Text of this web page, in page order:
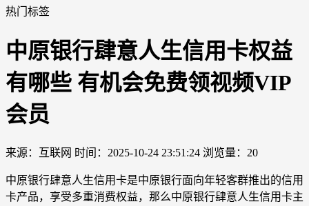
热门标签
中原银行肆意人生信用卡权益
有哪些 有机会免费领视频VIP
会员
来源：互联网 时间：2025-10-24 23:51:24 浏览量：20
中原银行肆意人生信用卡是中原银行面向年轻客群推出的信用
卡产品，享受多重消费权益，那么中原银行肆意人生信用卡主